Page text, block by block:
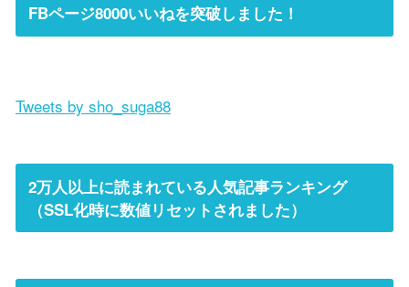
FBページ8000いいねを突破しました！
Tweets by sho_suga88
2万人以上に読まれている人気記事ランキング
（SSL化時に数値リセットされました）